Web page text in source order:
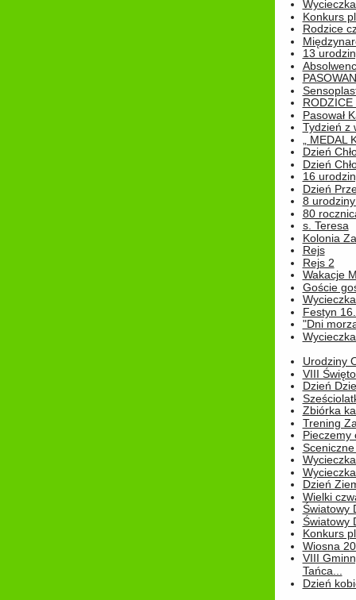
Konkurs
Rodzice
13
Pasował
Tydzień z
„
Dzień
Dzień
16
Dzień
8
80
s. Teresa
Kolonia
Rejs
Rejs 2
Wakacje
Goście
Festyn
"Dni
Urodziny
VIII
Dzień
Zbiórka
Trening
Pieczemy
Dzień
Wielki
Światowy
Światowy
Konkurs
Wiosna
VIII
Tańca...
Dzień